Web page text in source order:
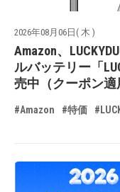
2026年08月06日( 木 )
Amazon、
ルバッテリー「
売中（クーポン適
#Amazon #特価